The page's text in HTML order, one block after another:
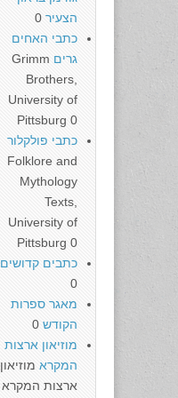
הצעיר
כתבי האחים
גרים Grimm
Brothers,
University of
Pittsburg 0
כתבי פולקלור
Folklore and
Mythology
Texts,
University of
Pittsburg 0
כתבים קדושים
0
מאגר ספרות
הקודש
מוזיאון ארצות
המקרא מוזיאון
ארצות המקרא 0